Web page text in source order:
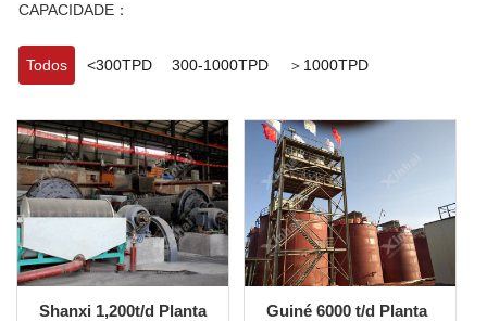
CAPACIDADE：
Todos <300TPD 300-1000TPD ＞1000TPD
Shanxi 1,200t/d Planta
Guiné 6000 t/d Planta